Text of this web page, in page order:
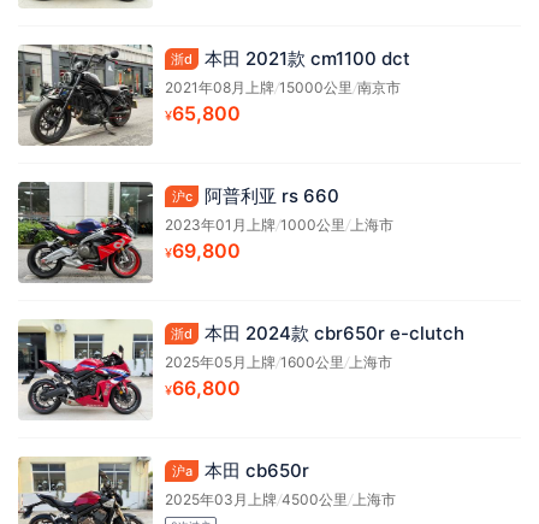
浙d 本田 2021款 cm1100 dct
2021年08月上牌/15000公里/南京市
¥65,800
沪c 阿普利亚 rs 660
2023年01月上牌/1000公里/上海市
¥69,800
浙d 本田 2024款 cbr650r e-clutch
2025年05月上牌/1600公里/上海市
¥66,800
沪a 本田 cb650r
2025年03月上牌/4500公里/上海市